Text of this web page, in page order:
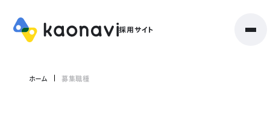
ホーム 募集職種